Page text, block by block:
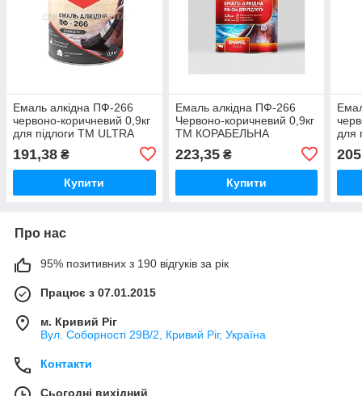
Емаль алкідна ПФ-266
червоно-коричневий 0,9кг
для підлоги ТМ ULTRA
191,38 ₴
Купити
Емаль алкідна ПФ-266
Червоно-коричневий 0,9кг
ТМ КОРАБЕЛЬНА
223,35₴
Купити
для
Про нас
95% позитивних з 190 відгуків за рік
Працює з 07.01.2015
м. Кривий Ріг
Вул. Соборності 29В/2, Кривий Ріг, Україна
Контакти
Сьогодні вихідний